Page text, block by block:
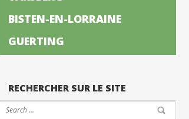
BISTEN-EN-LORRAINE
GUERTING
RECHERCHER SUR LE SITE